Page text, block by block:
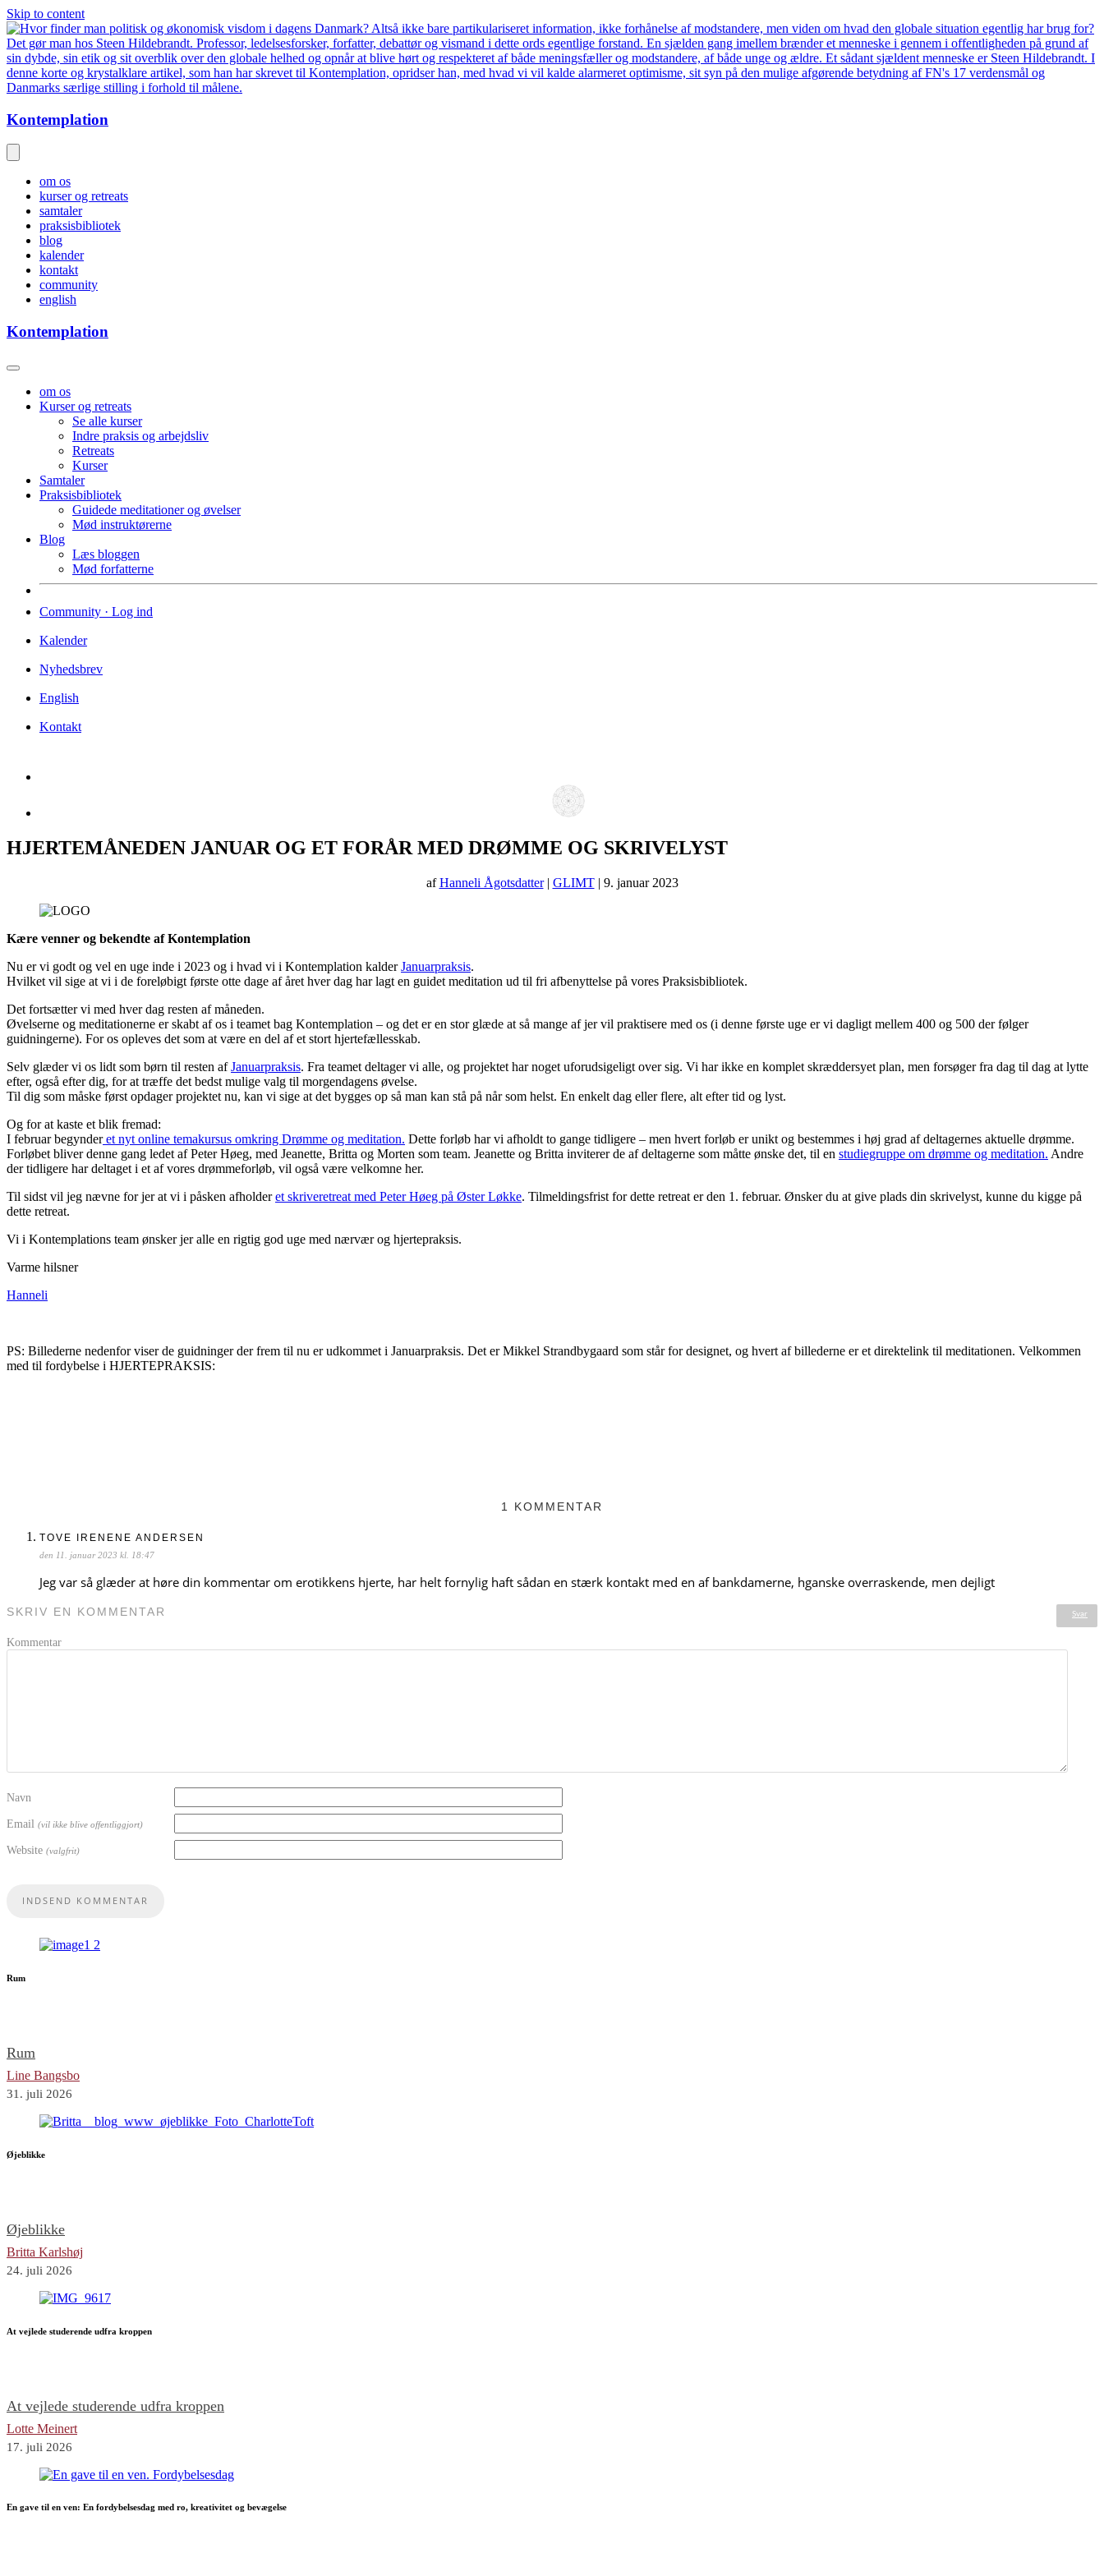
Skip to content
Kontemplation
om os
kurser og retreats
samtaler
praksisbibliotek
blog
kalender
kontakt
community
english
Kontemplation
om os
Kurser og retreats
Se alle kurser
Indre praksis og arbejdsliv
Retreats
Kurser
Samtaler
Praksisbibliotek
Guidede meditationer og øvelser
Mød instruktørerne
Blog
Læs bloggen
Mød forfatterne
Community · Log ind
Kalender
Nyhedsbrev
English
Kontakt
HJERTEMÅNEDEN JANUAR OG ET FORÅR MED DRØMME OG SKRIVELYST
afHanneli Ågotsdatter| GLIMT| 9. januar 2023
Kære venner og bekendte af Kontemplation
Nu er vi godt og vel en uge inde i 2023 og i hvad vi i Kontemplation kalderJanuarpraksis.
Hvilket vil sige at vi i de foreløbigt første otte dage af året hver dag har lagt en guidet meditation ud til fri afbenyttelse på vores Praksisbibliotek.
Det fortsætter vi med hver dag resten af måneden.
Øvelserne og meditationerne er skabt af os i teamet bag Kontemplation – og det er en stor glæde at så mange af jer vil praktisere med os (i denne første uge er vi dagligt mellem 400 og 500 der følger
guidningerne). For os opleves det som at være en del af et stort hjertefællesskab.
Selv glæder vi os lidt som børn til resten afJanuarpraksis. Fra teamet deltager vi alle, og projektet har noget uforudsigeligt over sig. Vi har ikke en komplet skræddersyet plan, men forsøger fra dag til dag at lytte
efter, også efter dig, for at træffe det bedst mulige valg til morgendagens øvelse.
Til dig som måske først opdager projektet nu, kan vi sige at det bygges op så man kan stå på når som helst. En enkelt dag eller flere, alt efter tid og lyst.
Og for at kaste et blik fremad:
I februar begynderet nyt online temakursus omkring Drømme og meditation. Dette forløb har vi afholdt to gange tidligere – men hvert forløb er unikt og bestemmes i høj grad af deltagernes aktuelle drømme.
Forløbet bliver denne gang ledet af Peter Høeg, med Jeanette, Britta og Morten som team. Jeanette og Britta inviterer de af deltagerne som måtte ønske det, til en studiegruppe om drømme og meditation. Andre
der tidligere har deltaget i et af vores drømmeforløb, vil også være velkomne her.
Til sidst vil jeg nævne for jer at vi i påsken afholderet skriveretreat med Peter Høeg på Øster Løkke. Tilmeldingsfrist for dette retreat er den 1. februar. Ønsker du at give plads din skrivelyst, kunne du kigge på
dette retreat.
Vi i Kontemplations team ønsker jer alle en rigtig god uge med nærvær og hjertepraksis.
Varme hilsner
Hanneli
PS: Billederne nedenfor viser de guidninger der frem til nu er udkommet i Januarpraksis. Det er Mikkel Strandbygaard som står for designet, og hvert af billederne er et direktelink til meditationen. Velkommen
med til fordybelse i HJERTEPRAKSIS:
1 KOMMENTAR
TOVE IRENENE ANDERSEN
den 11. januar 2023 kl. 18:47
Jeg var så glæder at høre din kommentar om erotikkens hjerte, har helt fornylig haft sådan en stærk kontakt med en af bankdamerne, hganske overraskende, men dejligt
Svar
SKRIV EN KOMMENTAR
Kommentar
Navn
Email (vil ikke blive offentliggjort)
Website (valgfrit)
Rum
Rum
Line Bangsbo
31. juli 2026
Øjeblikke
Øjeblikke
Britta Karlshøj
24. juli 2026
At vejlede studerende udfra kroppen
At vejlede studerende udfra kroppen
Lotte Meinert
17. juli 2026
En gave til en ven: En fordybelsesdag med ro, kreativitet og bevægelse